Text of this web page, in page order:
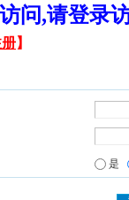
访问,请登
】
是